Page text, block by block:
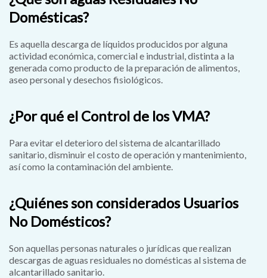
Domésticas?
Es aquella descarga de líquidos producidos por alguna
actividad económica, comercial e industrial, distinta a la
generada como producto de la preparación de alimentos,
aseo personal y desechos fisiológicos.
¿Por qué el Control de los VMA?
Para evitar el deterioro del sistema de alcantarillado
sanitario, disminuir el costo de operación y mantenimiento,
así como la contaminación del ambiente.
¿Quiénes son considerados Usuarios
No Domésticos?
Son aquellas personas naturales o jurídicas que realizan
descargas de aguas residuales no domésticas al sistema de
alcantarillado sanitario.